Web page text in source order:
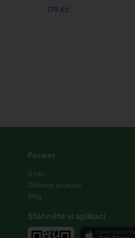
179 Kč
Ferwer
O nás
Dárkové poukazy
Blog
Stáhněte si aplikaci